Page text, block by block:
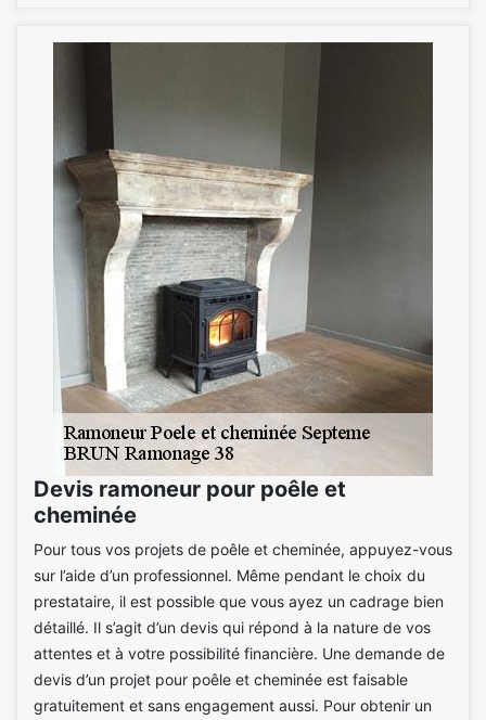
Devis ramoneur pour poêle et
cheminée
Pour tous vos projets de poêle et cheminée, appuyez-vous
sur l’aide d’un professionnel. Même pendant le choix du
prestataire, il est possible que vous ayez un cadrage bien
détaillé. Il s’agit d’un devis qui répond à la nature de vos
attentes et à votre possibilité financière. Une demande de
devis d’un projet pour poêle et cheminée est faisable
gratuitement et sans engagement aussi. Pour obtenir un